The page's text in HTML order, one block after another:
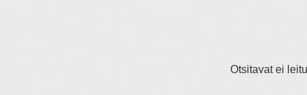
Otsitavat ei